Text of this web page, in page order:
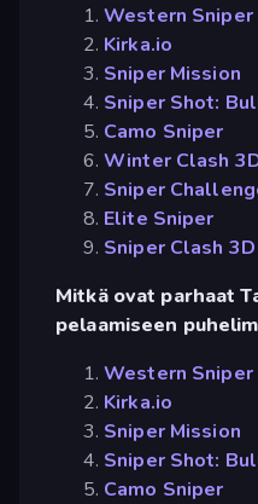
Western Sniper
Kirka.io
Sniper Mission
Sniper Shot:
Camo Sniper
Winter Clash
Sniper
Elite Sniper
Sniper Clash 3D
Mitkä ovat parhaat
pelaamiseen
Western Sniper
Kirka.io
Sniper Mission
Sniper Shot:
Camo Sniper